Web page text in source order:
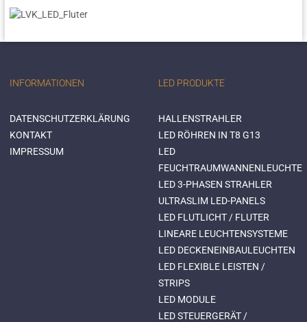
INFORMATIONEN
DATENSCHUTZERKLÄRUNG
KONTAKT
IMPRESSUM
LED PRODUKTE
HALLENSTRAHLER
LED RÖHREN IN T8 G13
LED
FEUCHTRAUMWANNENLEUCHTE
LED 3-PHASEN STRAHLER
ULTRASLIM LED-PANELS
LED FLUTLICHT / FLUTER
LINEARE LEUCHTENSYSTEME
LED DECKENEINBAULEUCHTEN
LED FLEXIBLE LEISTEN /
STRIPS
LED MODULE
LED STEUERGERÄT /